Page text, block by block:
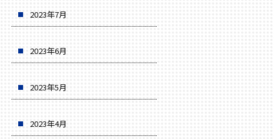
2023年7月
2023年6月
2023年5月
2023年4月